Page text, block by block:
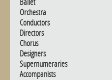
Orchestra
Conductors
Directors
Chorus
Designers
Supernumeraries
Accompanists